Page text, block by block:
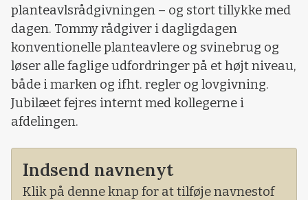
planteavlsrådgivningen – og stort tillykke med
dagen. Tommy rådgiver i dagligdagen
konventionelle planteavlere og svinebrug og
løser alle faglige udfordringer på et højt niveau,
både i marken og ifht. regler og lovgivning.
Jubilæet fejres internt med kollegerne i
afdelingen.
Indsend navnenyt
Klik på denne knap for at tilføje navnestof